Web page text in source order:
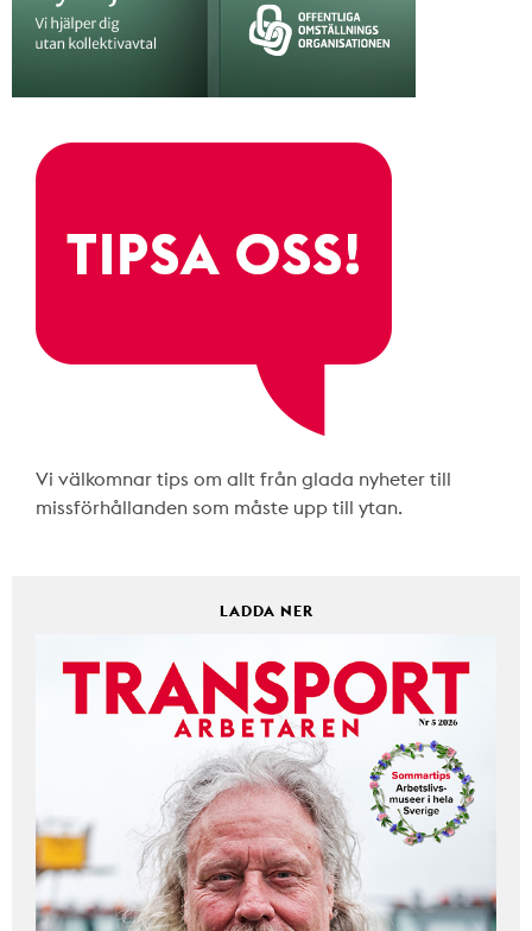
Vi välkomnar tips om allt från glada nyheter till
missförhållanden som måste upp till ytan.
LADDA NER